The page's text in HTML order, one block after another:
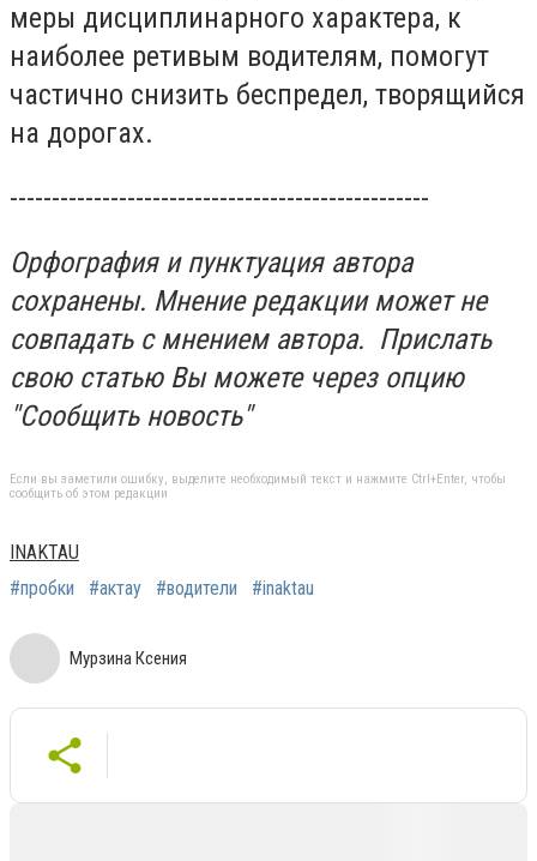
меры дисциплинарного характера, к
наиболее ретивым водителям, помогут
частично снизить беспредел, творящийся
на дорогах.
--------------------------------------------------
Орфография и пунктуация автора
сохранены. Мнение редакции может не
совпадать с мнением автора. Прислать
свою статью Вы можете через опцию
"Сообщить новость"
Если вы заметили ошибку, выделите необходимый текст и нажмите Ctrl+Enter, чтобы
сообщить об этом редакции
INAKTAU
#пробки
#актау #водители #inaktau
Мурзина Ксения